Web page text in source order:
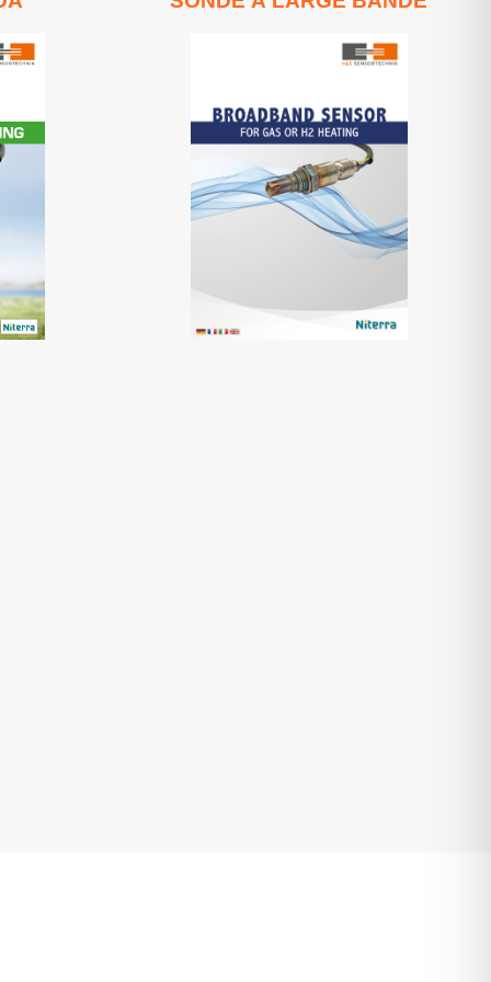
Lire en ligne